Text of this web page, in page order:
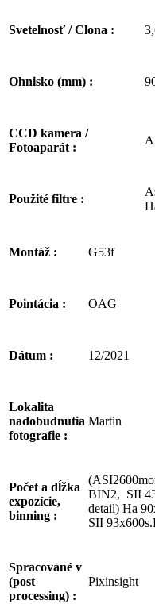
Svetelnosť / Clona :
Ohnisko (mm) :
CCD kamera /
Fotoaparát :
Použité filtre :
Montáž : G53f
Pointácia : OAG
Dátum : 12/2021
Lokalita
nadobudnutia
fotografie :
Martin
Počet a dĺžka
expozície,
binning :
BIN2, SII
detail) Ha
SII
Spracované v
(post
processing) :
Pixinsight